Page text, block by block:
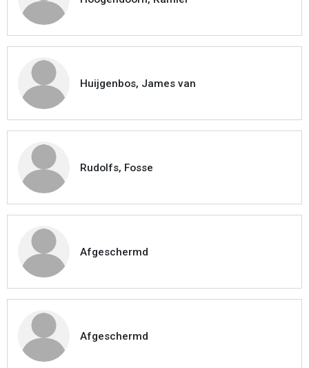
Huijgenbos, James van
Rudolfs, Fosse
Afgeschermd
Afgeschermd